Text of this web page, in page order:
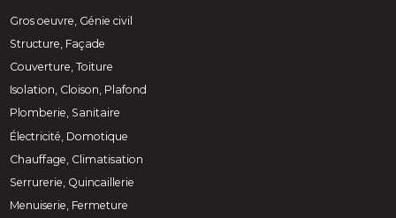
Gros oeuvre, Génie civil
Structure, Façade
Couverture, Toiture
Isolation, Cloison, Plafond
Plomberie, Sanitaire
Électricité, Domotique
Chauffage, Climatisation
Serrurerie, Quincaillerie
Menuiserie, Fermeture